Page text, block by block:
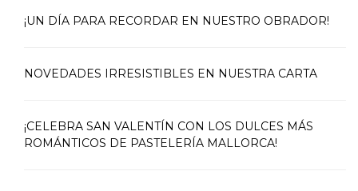
¡UN DÍA PARA RECORDAR EN NUESTRO OBRADOR!
NOVEDADES IRRESISTIBLES EN NUESTRA CARTA
¡CELEBRA SAN VALENTÍN CON LOS DULCES MÁS
ROMÁNTICOS DE PASTELERÍA MALLORCA!